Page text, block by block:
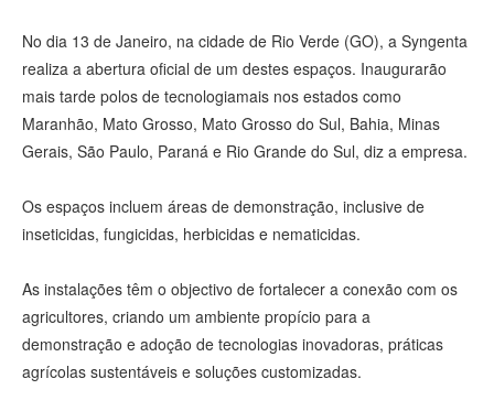
No dia 13 de Janeiro, na cidade de Rio Verde (GO), a Syngenta
realiza a abertura oficial de um destes espaços. Inaugurarão
mais tarde polos de tecnologiamais nos estados como
Maranhão, Mato Grosso, Mato Grosso do Sul, Bahia, Minas
Gerais, São Paulo, Paraná e Rio Grande do Sul, diz a empresa.
Os espaços incluem áreas de demonstração, inclusive de
inseticidas, fungicidas, herbicidas e nematicidas.
As instalações têm o objectivo de fortalecer a conexão com os
agricultores, criando um ambiente propício para a
demonstração e adoção de tecnologias inovadoras, práticas
agrícolas sustentáveis e soluções customizadas.